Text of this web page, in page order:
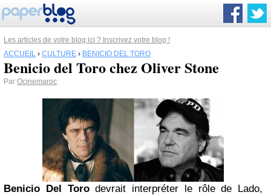
Les articles de votre blog ici ? Inscrivez votre blog !
ACCUEIL › CULTURE › BENICIO DEL TORO
Benicio del Toro chez Oliver Stone
Par Ocinemaroc
Benicio Del Torodevrait interpréter le rôle de Lado,